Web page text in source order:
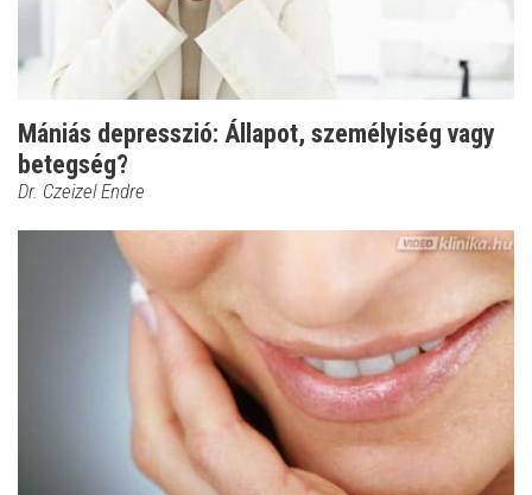
Mániás depresszió: Állapot, személyiség vagy
betegség?
Dr. Czeizel Endre